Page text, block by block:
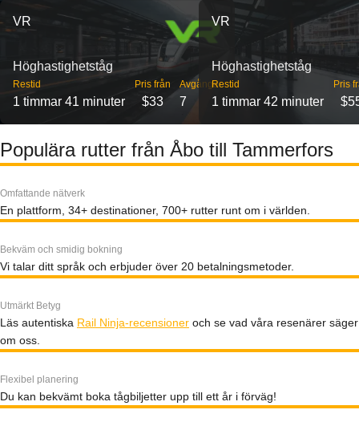
VR
Höghastighetståg
Restid
1 timmar 41 minuter
Pris från
$33
Avgångar
7
VR
Höghastighetståg
Restid
1 timmar 42 minuter
Pris
Populära rutter från Åbo till Tammerfors
Omfattande nätverk
En plattform, 34+ destinationer, 700+ rutter runt om i världen.
Bekväm och smidig bokning
Vi talar ditt språk och erbjuder över 20 betalningsmetoder.
Utmärkt Betyg
Läs autentiska Rail Ninja-recensioner och se vad våra resenärer säger
om oss.
Flexibel planering
Du kan bekvämt boka tågbiljetter upp till ett år i förväg!